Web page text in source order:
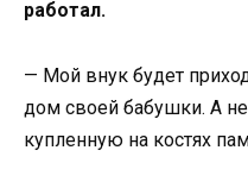
работал.
— Мой внук будет
дом своей бабушки. А
купленную на костях